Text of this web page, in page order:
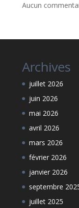
Aucun
Archives
juillet 2026
juin 2026
mai 2026
avril 2026
mars 2026
février 2026
janvier 2026
septembre
juillet 2025